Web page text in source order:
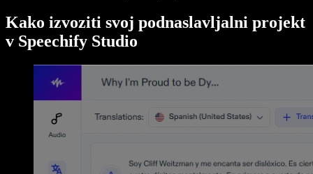
Kako izvoziti svoj podnaslavljalni projekt
v Speechify Studio